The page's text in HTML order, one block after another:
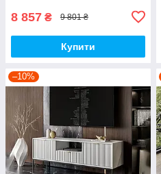
8 857 ₴ 9 801 ₴
Купити
–10%